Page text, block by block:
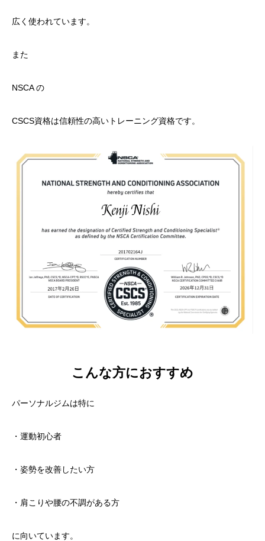
広く使われています。
また
NSCA の
CSCS資格は信頼性の高いトレーニング資格です。
こんな方におすすめ
パーソナルジムは特に
・運動初心者
・姿勢を改善したい方
・肩こりや腰の不調がある方
に向いています。